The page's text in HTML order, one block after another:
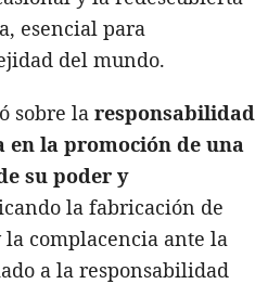
esencial para
del mundo.
sobre la responsabilidad
la promoción de una
su poder y
la fabricación de
complacencia ante la
a la responsabilidad